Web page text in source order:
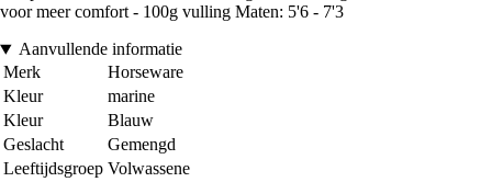
voor meer comfort - 100g vulling Maten: 5'6 - 7'3
Aanvullende informatie
Merk
Horseware
Kleur
marine
Kleur
Blauw
Geslacht
Gemengd
Leeftijdsgroep Volwassene